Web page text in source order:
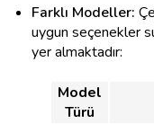
Farklı Modeller:
uygun seçenekler
yer almaktadır:
Model
Türü